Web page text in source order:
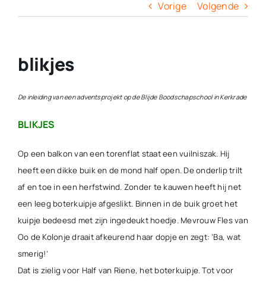
Vorige Volgende
blikjes
De inleiding van een adventsprojekt op de Blijde Boodschapschool in Kerkrade
BLIKJES
Op een balkon van een torenflat staat een vuilniszak. Hij
heeft een dikke buik en de mond half open. De onderlip trilt
af en toe in een herfstwind. Zonder te kauwen heeft hij net
een leeg boterkuipje afgeslikt. Binnen in de buik groet het
kuipje bedeesd met zijn ingedeukt hoedje. Mevrouw Fles van
Oo de Kolonje draait afkeurend haar dopje en zegt: ‘Ba, wat
smerig!’
Dat is zielig voor Half van Riene, het boterkuipje. Tot voor